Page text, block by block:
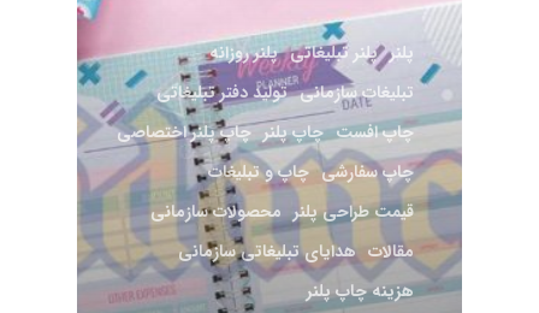
پلنر پلنر تبلیغاتی پلنر روزانه
تبلیغات سازمانی تولید دفتر تبلیغاتی
چاپ افست چاپ پلنر چاپ پلنر اختصاصی
چاپ سفارشی چاپ و تبلیغات
قیمت طراحی پلنر محصولات سازمانی
مقالات هدایای تبلیغاتی سازمانی
هزینه چاپ پلنر